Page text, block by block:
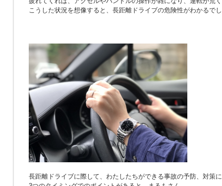
こうした状況を想像すると、長距離ドライブの危険性がわかるで
長距離ドライブに際して、わたしたちができる事故の予防、対策